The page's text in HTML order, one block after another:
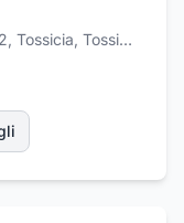
Tossicia, Tossicia